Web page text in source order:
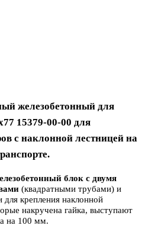
железобетонный для
15379-00-00 для
с наклонной лестницей на
блок с двумя
(квадратными трубами) и
крепления наклонной
накручена гайка, выступают
на 100 мм.